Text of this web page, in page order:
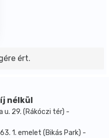
ért.
nélkül
u. 29. (Rákóczi tér) -
1. emelet (Bikás Park) -